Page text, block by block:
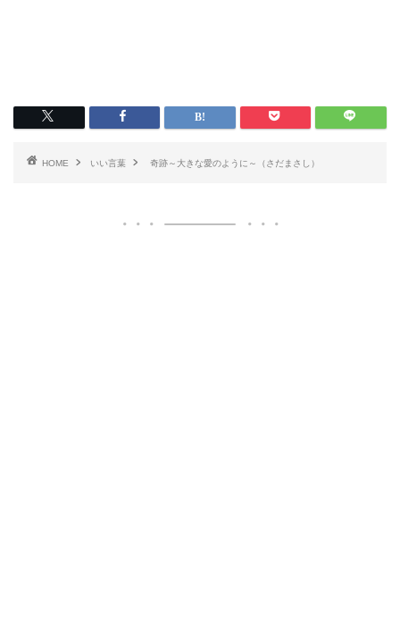
HOME いい言葉 奇跡～大きな愛のように～（さだまさし）